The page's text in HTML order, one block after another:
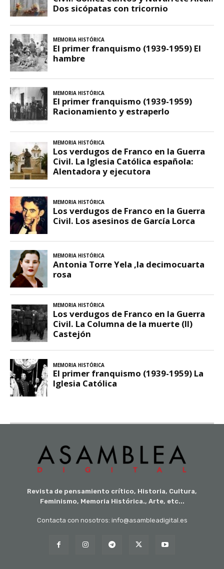
Revista de pensamiento crítico, Historia, Cultura,
Feminismo, Memoria Histórica., Arte, etc...
Contacta con nosotros: info@asambleadigital.es